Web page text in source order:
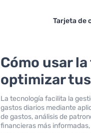
Tarjeta de
Cómo usar
optimizar
La tecnología facilita la
gastos diarios mediante
de gastos, análisis de
financieras más